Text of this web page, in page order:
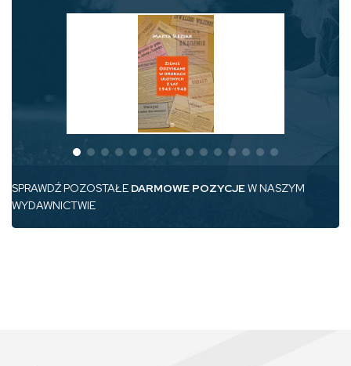
SPRAWDŹ POZOSTAŁE DARMOWE POZYCJEW NASZYM
WYDAWNICTWIE